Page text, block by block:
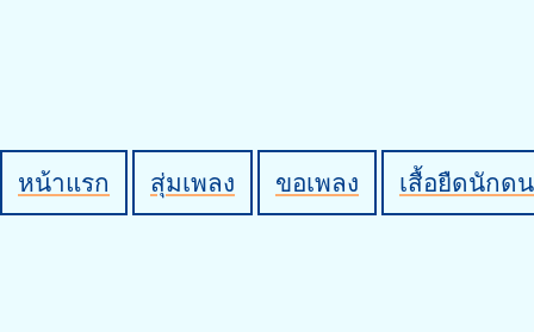
หน้าแรก สุ่มเพลง ขอเพลง เสื้อยืดนักด